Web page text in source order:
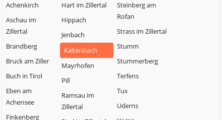
Achenkirch
Aschau im
Zillertal
Brandberg
Bruck am Ziller
Buch in Tirol
Eben am
Achensee
Finkenberg
Hart im Zillertal
Hippach
Jenbach
Kaltenbach
Mayrhofen
Pill
Ramsau im
Zillertal
Steinberg am
Rofan
Strass im Zillertal
Stumm
Stummerberg
Terfens
Tux
Uderns